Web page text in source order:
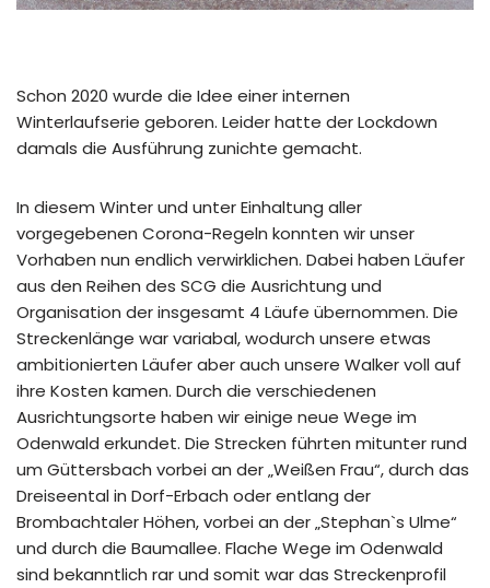
Schon 2020 wurde die Idee einer internen
Winterlaufserie geboren. Leider hatte der Lockdown
damals die Ausführung zunichte gemacht.
In diesem Winter und unter Einhaltung aller
vorgegebenen Corona-Regeln konnten wir unser
Vorhaben nun endlich verwirklichen. Dabei haben Läufer
aus den Reihen des SCG die Ausrichtung und
Organisation der insgesamt 4 Läufe übernommen. Die
Streckenlänge war variabal, wodurch unsere etwas
ambitionierten Läufer aber auch unsere Walker voll auf
ihre Kosten kamen. Durch die verschiedenen
Ausrichtungsorte haben wir einige neue Wege im
Odenwald erkundet. Die Strecken führten mitunter rund
um Güttersbach vorbei an der „Weißen Frau“, durch das
Dreiseental in Dorf-Erbach oder entlang der
Brombachtaler Höhen, vorbei an der „Stephan`s Ulme“
und durch die Baumallee. Flache Wege im Odenwald
sind bekanntlich rar und somit war das Streckenprofil